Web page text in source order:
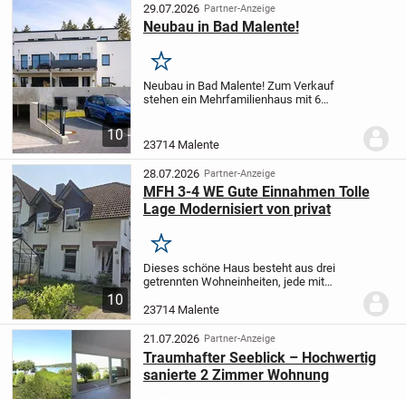
10
29.07.2026 Partner-Anzeige
Neubau in Bad Malente!
Merken
Neubau in Bad Malente! Zum Verkauf
stehen ein Mehrfamilienhaus mit 6
Einheiten auf einem Grundstück. Die
23714 Malente
10
28.07.2026 Partner-Anzeige
MFH 3-4 WE Gute Einnahmen Tolle
Lage Modernisiert von privat
Merken
Dieses schöne Haus besteht aus drei
getrennten Wohneinheiten, jede mit
Baujahr 1920, ein Anbau mit 2
Wohnungen wurde in den Neunzigern
erbaut und sehr schön dem Stil...
23714 Malente
21.07.2026 Partner-Anzeige
Traumhafter Seeblick – Hochwertig
sanierte 2 Zimmer Wohnung